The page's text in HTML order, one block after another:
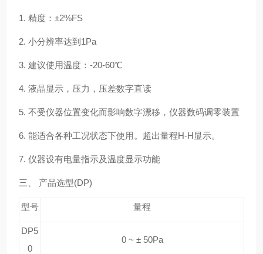
1. 精度：±2%FS
2. 小分辨率达到1Pa
3. 建议使用温度：-20-60℃
4. 液晶显示，压力，压差数字直读
5. 不受仪器位置变化而影响数字漂移，仪器数码调零装置
6. 能适合各种工况状态下使用。超出量程H-H显示。
7. 仪器设有电量指示及温度显示功能
三、 产品选型(DP)
型号 量程
DP5
0
0 ~ ± 50Pa